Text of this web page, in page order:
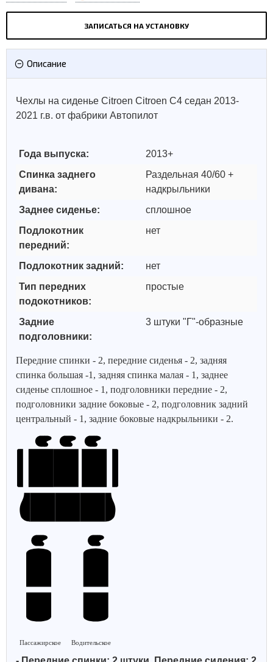
ЗАПИСАТЬСЯ НА УСТАНОВКУ
Описание
Чехлы на сиденье Citroen Citroen C4 седан 2013-
2021 г.в. от фабрики Автопилот
Года выпуска:
2013+
Спинка заднего
дивана:
Раздельная 40/60 +
надкрыльники
Заднее сиденье:
сплошное
Подлокотник
передний:
нет
Подлокотник задний:
нет
Тип передних
подокотников:
простые
Задние
подголовники:
3 штуки "Г"-образные
Передние спинки - 2, передние сиденья - 2, задняя
спинка большая -1, задняя спинка малая - 1, заднее
сиденье сплошное - 1, подголовники передние - 2,
подголовники задние боковые - 2, подголовник задний
центральный - 1, задние боковые надкрыльники - 2.
Пассажирское Водительское